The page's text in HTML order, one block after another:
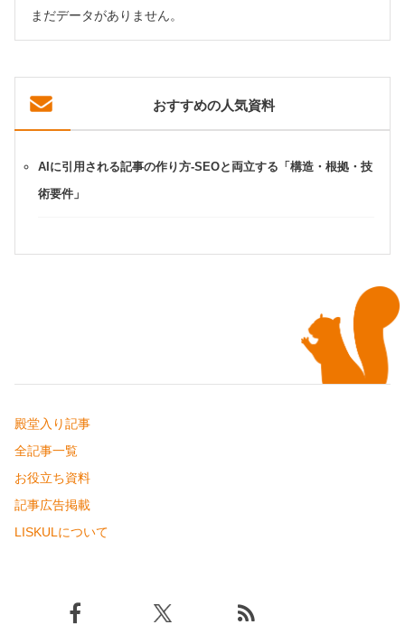
まだデータがありません。
おすすめの人気資料
AIに引用される記事の作り方-SEOと両立する「構造・根拠・技
術要件」
殿堂入り記事
全記事一覧
お役立ち資料
記事広告掲載
LISKULについて